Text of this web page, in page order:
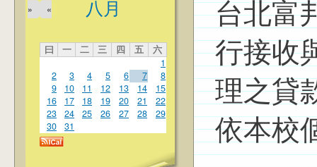
八月
«
»
曰 一 二 三 四 五
六
1
2
3 4 5 6 7
8
9
10 11 12 13 14
15
16
17 18 19 20 21
22
23
24 25 26 27 28
29
30
31
台北富
行接收
理之貸
依本校